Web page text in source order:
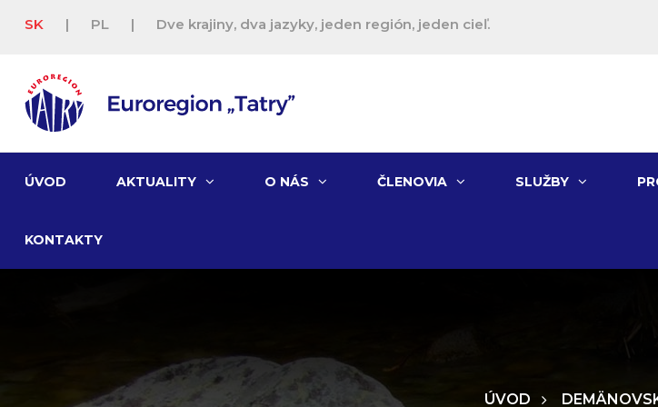
SK | PL | Dve krajiny, dva jazyky, jeden región, jeden cieľ.
ÚVOD AKTUALITY O NÁS ČLENOVIA SLUŽBY
KONTAKTY
ÚVOD